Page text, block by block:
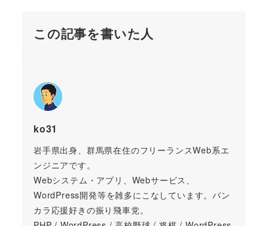
この記事を書いた人
ko31
岩手県出身、群馬県在住のフリーランスWeb系エ
ンジニアです。
Webシステム・アプリ、Webサービス、
WordPress開発等を雑多にこなしています。バン
カラ応援好きの振り飛車党。